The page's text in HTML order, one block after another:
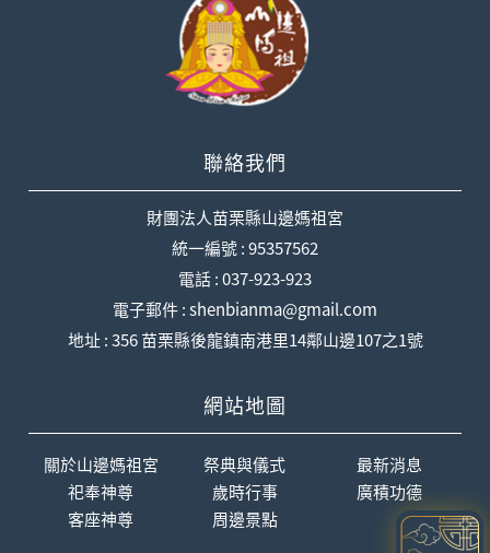
聯絡我們
財團法人苗栗縣山邊媽祖宮
統一編號 : 95357562
電話 : 037-923-923
電子郵件 : shenbianma@gmail.com
地址 : 356 苗栗縣後龍鎮南港里14鄰山邊107之1號
網站地圖
關於山邊媽祖宮
祀奉神尊
客座神尊
祭典與儀式
歲時行事
周邊景點
最新消息
廣積功德